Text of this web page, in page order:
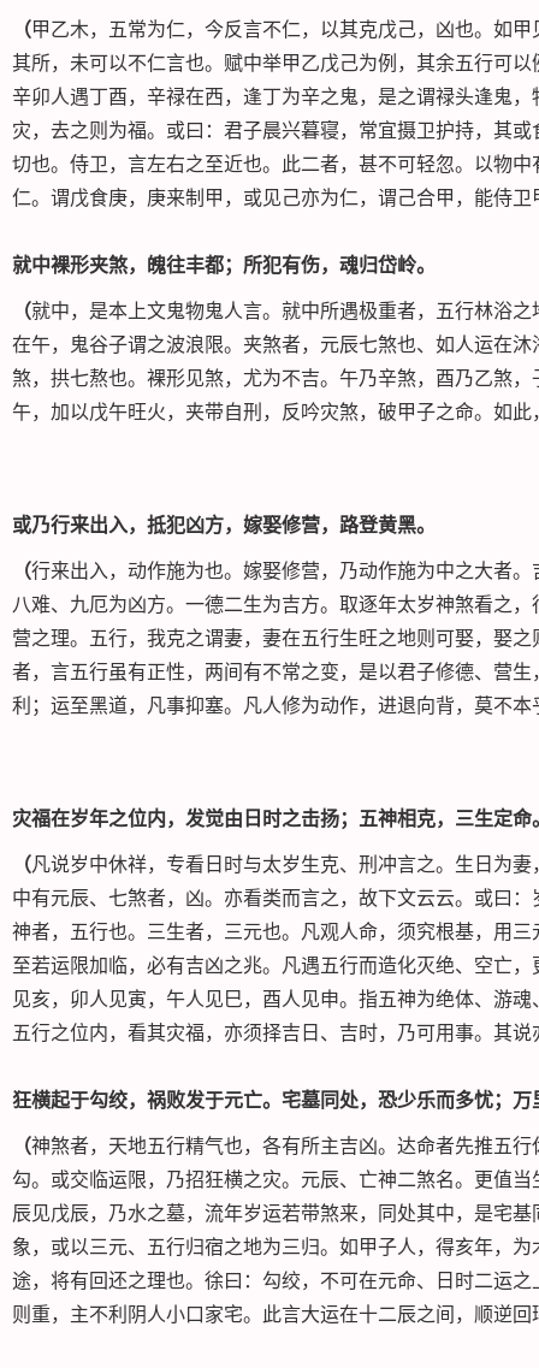
（甲乙木，五常为仁，今反言不仁，以其克戊己，凶也。如
其所，未可以不仁言也。赋中举甲乙戊己为例，其余五行可
辛卯人遇丁酉，辛禄在西，逢丁为辛之鬼，是之谓禄头逢鬼
灾，去之则为福。或曰：君子晨兴暮寝，常宜摄卫护持，其
切也。侍卫，言左右之至近也。此二者，甚不可轻忽。以物
仁。谓戊食庚，庚来制甲，或见己亦为仁，谓己合甲，能侍
就中裸形夹煞，魄往丰都；所犯有伤，魂归岱岭。
（就中，是本上文鬼物鬼人言。就中所遇极重者，五行林浴
在午，鬼谷子谓之波浪限。夹煞者，元辰七煞也、如人运在
煞，拱七熬也。裸形见煞，尤为不吉。午乃辛煞，酉乃乙煞
午，加以戊午旺火，夹带自刑，反吟灾煞，破甲子之命。如此
或乃行来出入，抵犯凶方，嫁娶修营，路登黄黑。
（行来出入，动作施为也。嫁娶修营，乃动作施为中之大者
八难、九厄为凶方。一德二生为吉方。取逐年太岁神煞看之
营之理。五行，我克之谓妻，妻在五行生旺之地则可娶，娶
者，言五行虽有正性，两间有不常之变，是以君子修德、营
利；运至黑道，凡事抑塞。凡人修为动作，进退向背，莫不
灾福在岁年之位内，发觉由日时之击扬；五神相克，三生定
（凡说岁中休祥，专看日时与太岁生克、刑冲言之。生日为
中有元辰、七煞者，凶。亦看类而言之，故下文云云。或曰
神者，五行也。三生者，三元也。凡观人命，须究根基，用
至若运限加临，必有吉凶之兆。凡遇五行而造化灭绝、空亡
见亥，卯人见寅，午人见巳，酉人见申。指五神为绝体、游
五行之位内，看其灾福，亦须择吉日、吉时，乃可用事。其说
狂横起于勾绞，祸败发于元亡。宅墓同处，恐少乐而多忧；
（神煞者，天地五行精气也，各有所主吉凶。达命者先推五
勾。或交临运限，乃招狂横之灾。元辰、亡神二煞名。更值
辰见戊辰，乃水之墓，流年岁运若带煞来，同处其中，是宅
象，或以三元、五行归宿之地为三归。如甲子人，得亥年，
途，将有回还之理也。徐曰：勾绞，不可在元命、日时二运
则重，主不利阴人小口家宅。此言大运在十二辰之间，顺逆